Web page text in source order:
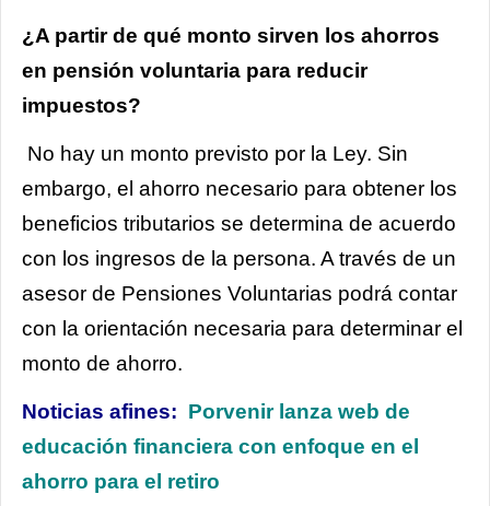
¿A partir de qué monto sirven los ahorros
en pensión voluntaria para reducir
impuestos?
No hay un monto previsto por la Ley. Sin
embargo, el ahorro necesario para obtener los
beneficios tributarios se determina de acuerdo
con los ingresos de la persona. A través de un
asesor de Pensiones Voluntarias podrá contar
con la orientación necesaria para determinar el
monto de ahorro.
Noticias afines: Porvenir lanza web de
educación financiera con enfoque en el
ahorro para el retiro